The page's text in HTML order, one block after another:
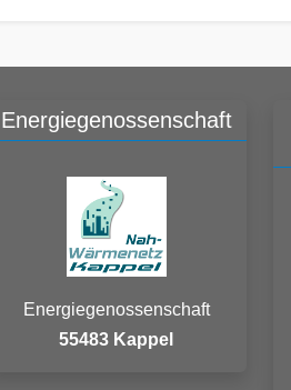
Energiegenossenschaft
Energiegenossenschaft
55483 Kappel